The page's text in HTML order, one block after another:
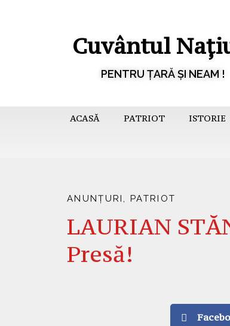
Cuvântul
PENTRU ȚARĂ ȘI NEAM !
ACASĂ PATRIOT ISTORIE
ANUNȚURI ,PATRIOT
LAURIAN
Presă!